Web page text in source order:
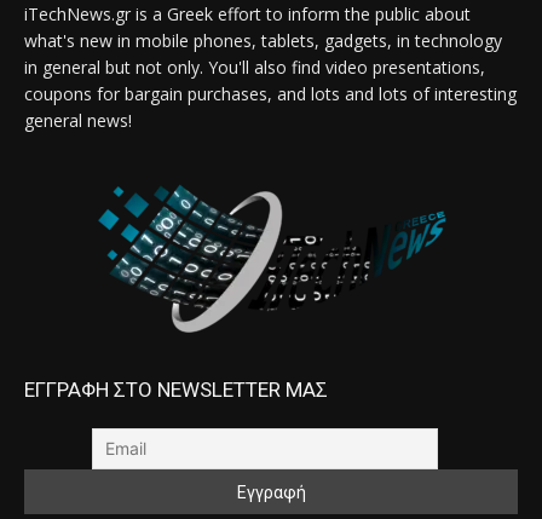
iTechNews.gr is a Greek effort to inform the public about
what's new in mobile phones, tablets, gadgets, in technology
in general but not only. You'll also find video presentations,
coupons for bargain purchases, and lots and lots of interesting
general news!
ΕΓΓΡΑΦΗ ΣΤΟ NEWSLETTER ΜΑΣ